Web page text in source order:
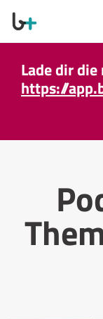
Lade dir
https://